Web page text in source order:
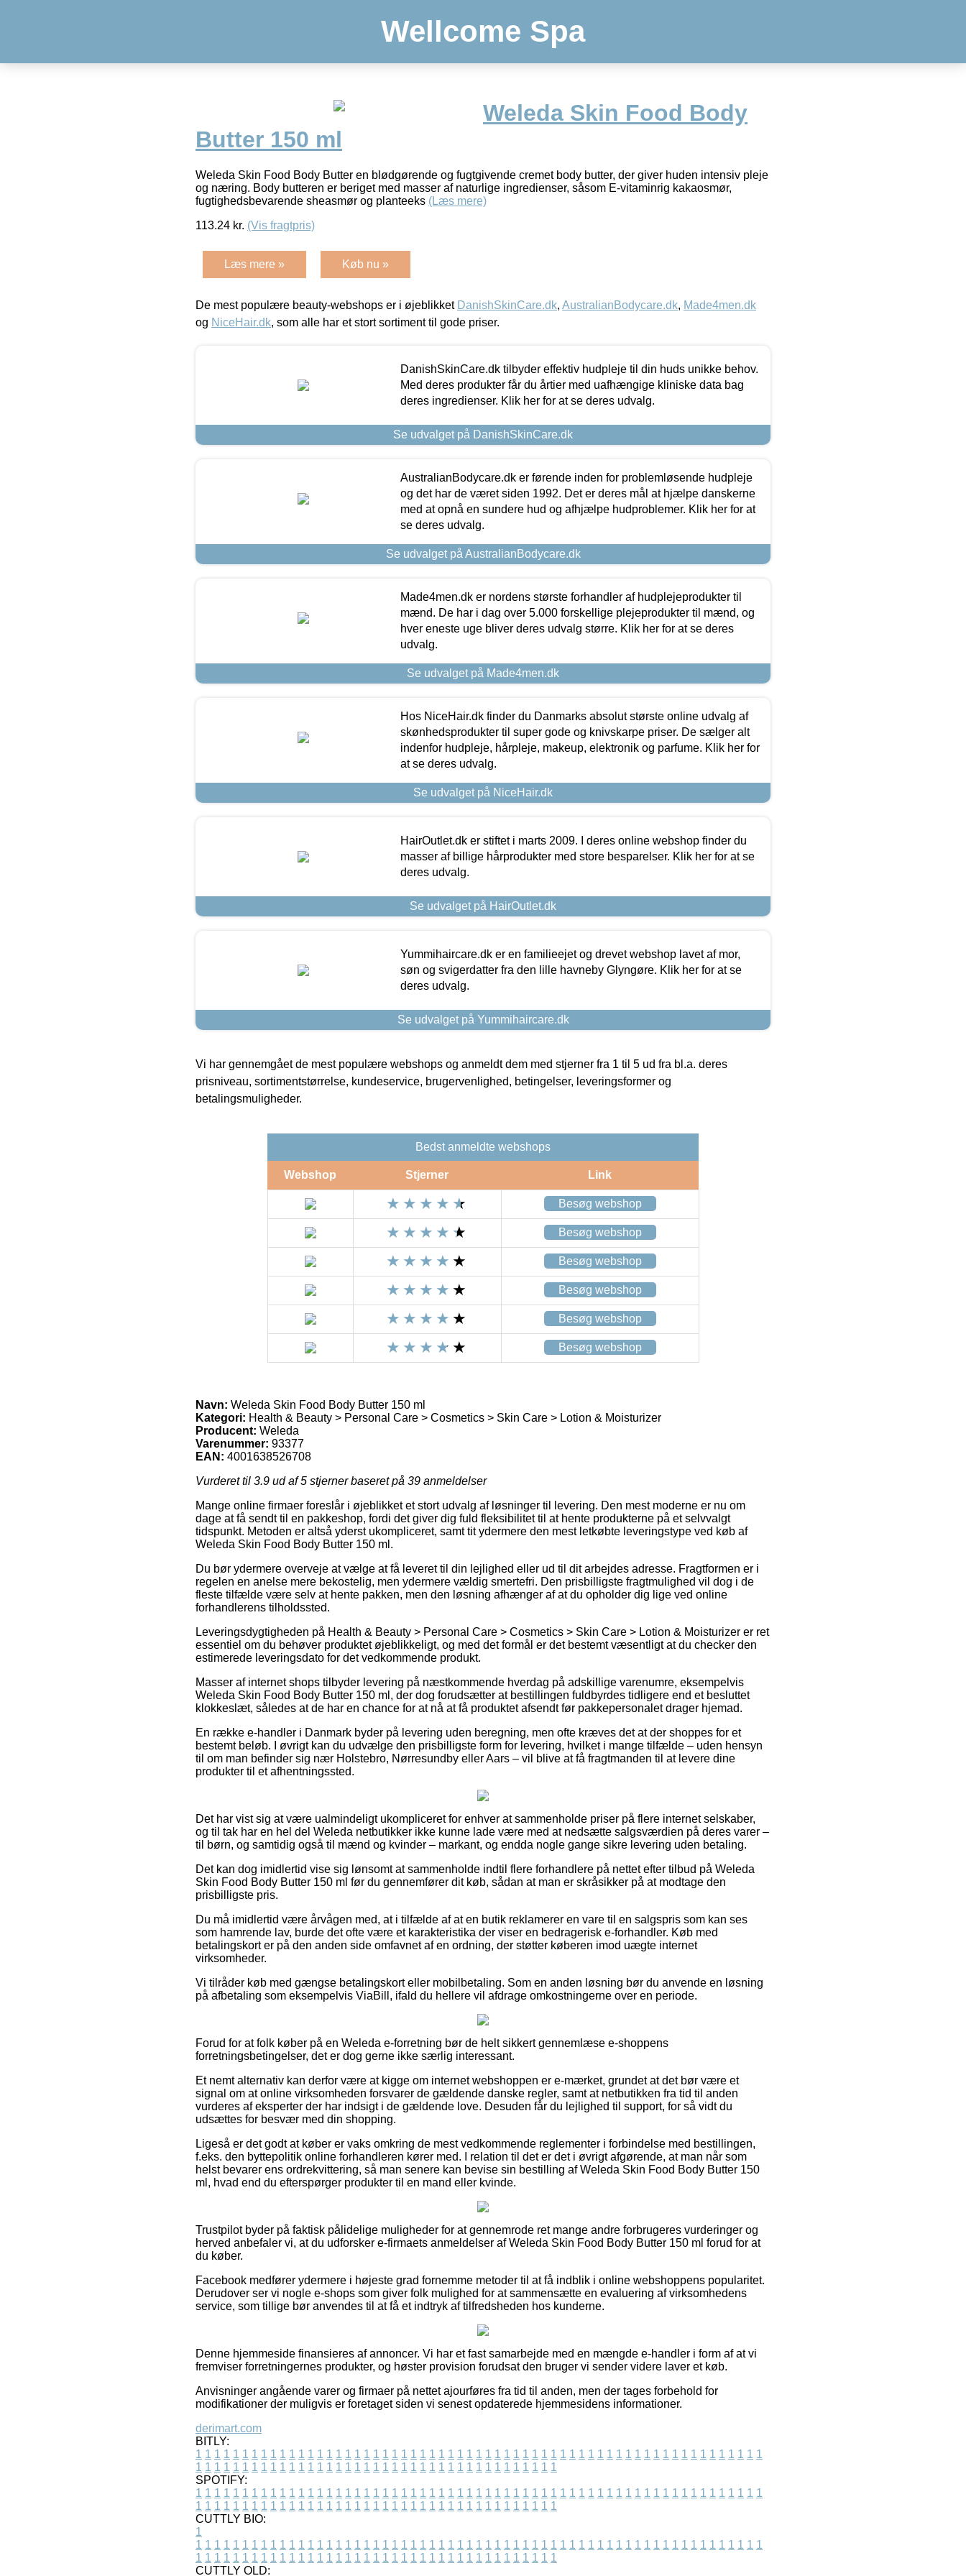
Wellcome Spa
Weleda Skin Food Body
Butter 150 ml
Weleda Skin Food Body Butter en blødgørende og fugtgivende cremet body butter, der giver huden intensiv pleje
og næring. Body butteren er beriget med masser af naturlige ingredienser, såsom E-vitaminrig kakaosmør,
fugtighedsbevarende sheasmør og planteeks (Læs mere)
113.24 kr. (Vis fragtpris)
Læs mere » Køb nu »
De mest populære beauty-webshops er i øjeblikket DanishSkinCare.dk, AustralianBodycare.dk, Made4men.dk
og NiceHair.dk, som alle har et stort sortiment til gode priser.
DanishSkinCare.dk tilbyder effektiv hudpleje til din huds unikke behov.
Med deres produkter får du årtier med uafhængige kliniske data bag
deres ingredienser. Klik her for at se deres udvalg.
Se udvalget på DanishSkinCare.dk
AustralianBodycare.dk er førende inden for problemløsende hudpleje
og det har de været siden 1992. Det er deres mål at hjælpe danskerne
med at opnå en sundere hud og afhjælpe hudproblemer. Klik her for at
se deres udvalg.
Se udvalget på AustralianBodycare.dk
Made4men.dk er nordens største forhandler af hudplejeprodukter til
mænd. De har i dag over 5.000 forskellige plejeprodukter til mænd, og
hver eneste uge bliver deres udvalg større. Klik her for at se deres
udvalg.
Se udvalget på Made4men.dk
Hos NiceHair.dk finder du Danmarks absolut største online udvalg af
skønhedsprodukter til super gode og knivskarpe priser. De sælger alt
indenfor hudpleje, hårpleje, makeup, elektronik og parfume. Klik her for
at se deres udvalg.
Se udvalget på NiceHair.dk
HairOutlet.dk er stiftet i marts 2009. I deres online webshop finder du
masser af billige hårprodukter med store besparelser. Klik her for at se
deres udvalg.
Se udvalget på HairOutlet.dk
Yummihaircare.dk er en familieejet og drevet webshop lavet af mor,
søn og svigerdatter fra den lille havneby Glyngøre. Klik her for at se
deres udvalg.
Se udvalget på Yummihaircare.dk
Vi har gennemgået de mest populære webshops og anmeldt dem med stjerner fra 1 til 5 ud fra bl.a. deres
prisniveau, sortimentstørrelse, kundeservice, brugervenlighed, betingelser, leveringsformer og
betalingsmuligheder.
Bedst anmeldte webshops
Webshop Stjerner Link
Besøg webshop
Besøg webshop
Besøg webshop
Besøg webshop
Besøg webshop
Besøg webshop
Navn: Weleda Skin Food Body Butter 150 ml
Kategori: Health & Beauty > Personal Care > Cosmetics > Skin Care > Lotion & Moisturizer
Producent: Weleda
Varenummer: 93377
EAN: 4001638526708
Vurderet til 3.9 ud af 5 stjerner baseret på 39 anmeldelser
Mange online firmaer foreslår i øjeblikket et stort udvalg af løsninger til levering. Den mest moderne er nu om
dage at få sendt til en pakkeshop, fordi det giver dig fuld fleksibilitet til at hente produkterne på et selvvalgt
tidspunkt. Metoden er altså yderst ukompliceret, samt tit ydermere den mest letkøbte leveringstype ved køb af
Weleda Skin Food Body Butter 150 ml.
Du bør ydermere overveje at vælge at få leveret til din lejlighed eller ud til dit arbejdes adresse. Fragtformen er i
regelen en anelse mere bekostelig, men ydermere vældig smertefri. Den prisbilligste fragtmulighed vil dog i de
fleste tilfælde være selv at hente pakken, men den løsning afhænger af at du opholder dig lige ved online
forhandlerens tilholdssted.
Leveringsdygtigheden på Health & Beauty > Personal Care > Cosmetics > Skin Care > Lotion & Moisturizer er ret
essentiel om du behøver produktet øjeblikkeligt, og med det formål er det bestemt væsentligt at du checker den
estimerede leveringsdato for det vedkommende produkt.
Masser af internet shops tilbyder levering på næstkommende hverdag på adskillige varenumre, eksempelvis
Weleda Skin Food Body Butter 150 ml, der dog forudsætter at bestillingen fuldbyrdes tidligere end et besluttet
klokkeslæt, således at de har en chance for at nå at få produktet afsendt før pakkepersonalet drager hjemad.
En række e-handler i Danmark byder på levering uden beregning, men ofte kræves det at der shoppes for et
bestemt beløb. I øvrigt kan du udvælge den prisbilligste form for levering, hvilket i mange tilfælde – uden hensyn
til om man befinder sig nær Holstebro, Nørresundby eller Aars – vil blive at få fragtmanden til at levere dine
produkter til et afhentningssted.
Det har vist sig at være ualmindeligt ukompliceret for enhver at sammenholde priser på flere internet selskaber,
og til tak har en hel del Weleda netbutikker ikke kunne lade være med at nedsætte salgsværdien på deres varer –
til børn, og samtidig også til mænd og kvinder – markant, og endda nogle gange sikre levering uden betaling.
Det kan dog imidlertid vise sig lønsomt at sammenholde indtil flere forhandlere på nettet efter tilbud på Weleda
Skin Food Body Butter 150 ml før du gennemfører dit køb, sådan at man er skråsikker på at modtage den
prisbilligste pris.
Du må imidlertid være årvågen med, at i tilfælde af at en butik reklamerer en vare til en salgspris som kan ses
som hamrende lav, burde det ofte være et karakteristika der viser en bedragerisk e-forhandler. Køb med
betalingskort er på den anden side omfavnet af en ordning, der støtter køberen imod uægte internet
virksomheder.
Vi tilråder køb med gængse betalingskort eller mobilbetaling. Som en anden løsning bør du anvende en løsning
på afbetaling som eksempelvis ViaBill, ifald du hellere vil afdrage omkostningerne over en periode.
Forud for at folk køber på en Weleda e-forretning bør de helt sikkert gennemlæse e-shoppens
forretningsbetingelser, det er dog gerne ikke særlig interessant.
Et nemt alternativ kan derfor være at kigge om internet webshoppen er e-mærket, grundet at det bør være et
signal om at online virksomheden forsvarer de gældende danske regler, samt at netbutikken fra tid til anden
vurderes af eksperter der har indsigt i de gældende love. Desuden får du lejlighed til support, for så vidt du
udsættes for besvær med din shopping.
Ligeså er det godt at køber er vaks omkring de mest vedkommende reglementer i forbindelse med bestillingen,
f.eks. den byttepolitik online forhandleren kører med. I relation til det er det i øvrigt afgørende, at man når som
helst bevarer ens ordrekvittering, så man senere kan bevise sin bestilling af Weleda Skin Food Body Butter 150
ml, hvad end du efterspørger produkter til en mand eller kvinde.
Trustpilot byder på faktisk pålidelige muligheder for at gennemrode ret mange andre forbrugeres vurderinger og
herved anbefaler vi, at du udforsker e-firmaets anmeldelser af Weleda Skin Food Body Butter 150 ml forud for at
du køber.
Facebook medfører ydermere i højeste grad fornemme metoder til at få indblik i online webshoppens popularitet.
Derudover ser vi nogle e-shops som giver folk mulighed for at sammensætte en evaluering af virksomhedens
service, som tillige bør anvendes til at få et indtryk af tilfredsheden hos kunderne.
Denne hjemmeside finansieres af annoncer. Vi har et fast samarbejde med en mængde e-handler i form af at vi
fremviser forretningernes produkter, og høster provision forudsat den bruger vi sender videre laver et køb.
Anvisninger angående varer og firmaer på nettet ajourføres fra tid til anden, men der tages forbehold for
modifikationer der muligvis er foretaget siden vi senest opdaterede hjemmesidens informationer.
derimart.com
BITLY:
1 1 1 1 1 1 1 1 1 1 1 1 1 1 1 1 1 1 1 1 1 1 1 1 1 1 1 1 1 1 1 1 1 1 1 1 1 1 1 1 1 1 1 1 1 1 1 1 1 1 1 1 1 1 1 1 1 1 1 1 1
1 1 1 1 1 1 1 1 1 1 1 1 1 1 1 1 1 1 1 1 1 1 1 1 1 1 1 1 1 1 1 1 1 1 1 1 1 1 1
SPOTIFY:
1 1 1 1 1 1 1 1 1 1 1 1 1 1 1 1 1 1 1 1 1 1 1 1 1 1 1 1 1 1 1 1 1 1 1 1 1 1 1 1 1 1 1 1 1 1 1 1 1 1 1 1 1 1 1 1 1 1 1 1 1
1 1 1 1 1 1 1 1 1 1 1 1 1 1 1 1 1 1 1 1 1 1 1 1 1 1 1 1 1 1 1 1 1 1 1 1 1 1 1
CUTTLY BIO:
1
1 1 1 1 1 1 1 1 1 1 1 1 1 1 1 1 1 1 1 1 1 1 1 1 1 1 1 1 1 1 1 1 1 1 1 1 1 1 1 1 1 1 1 1 1 1 1 1 1 1 1 1 1 1 1 1 1 1 1 1 1
1 1 1 1 1 1 1 1 1 1 1 1 1 1 1 1 1 1 1 1 1 1 1 1 1 1 1 1 1 1 1 1 1 1 1 1 1 1 1
CUTTLY OLD: